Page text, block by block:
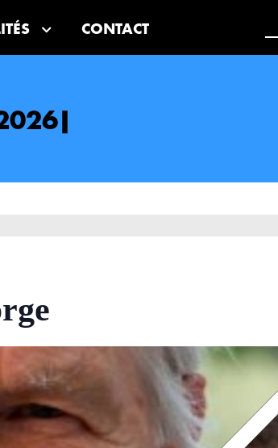
CONTACT